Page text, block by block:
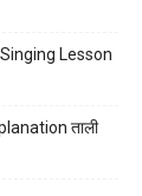
Lesson
ताली